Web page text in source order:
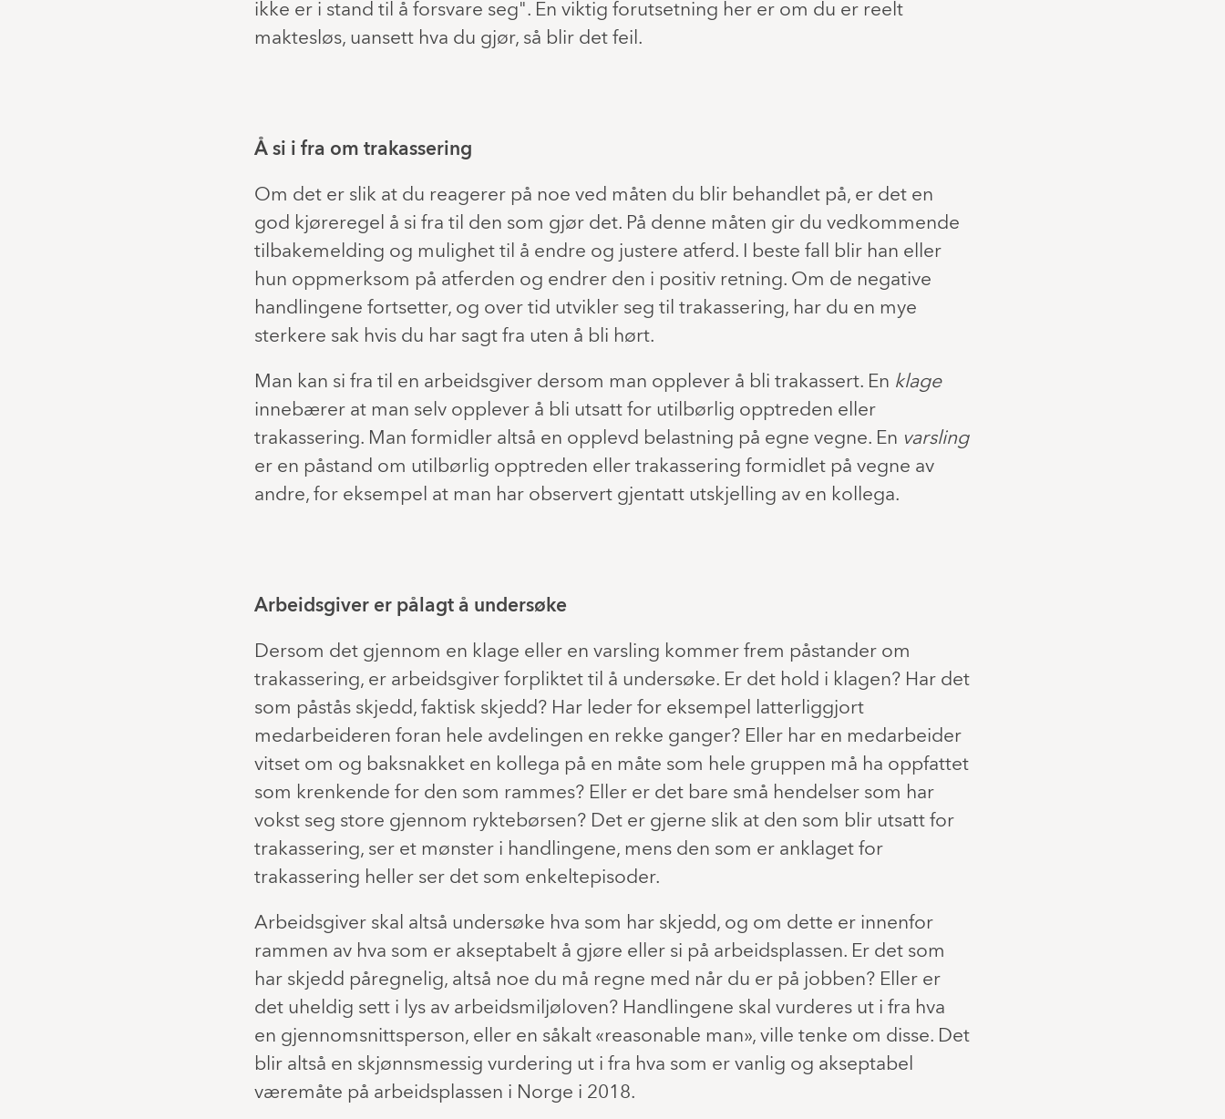
ikke er i stand til å forsvare seg". En viktig forutsetning her er om du er reelt
maktesløs, uansett hva du gjør, så blir det feil.
Å si i fra om trakassering
Om det er slik at du reagerer på noe ved måten du blir behandlet på, er det en
god kjøreregel å si fra til den som gjør det. På denne måten gir du vedkommende
tilbakemelding og mulighet til å endre og justere atferd. I beste fall blir han eller
hun oppmerksom på atferden og endrer den i positiv retning. Om de negative
handlingene fortsetter, og over tid utvikler seg til trakassering, har du en mye
sterkere sak hvis du har sagt fra uten å bli hørt.
Man kan si fra til en arbeidsgiver dersom man opplever å bli trakassert. En klage
innebærer at man selv opplever å bli utsatt for utilbørlig opptreden eller
trakassering. Man formidler altså en opplevd belastning på egne vegne. En varsling
er en påstand om utilbørlig opptreden eller trakassering formidlet på vegne av
andre, for eksempel at man har observert gjentatt utskjelling av en kollega.
Arbeidsgiver er pålagt å undersøke
Dersom det gjennom en klage eller en varsling kommer frem påstander om
trakassering, er arbeidsgiver forpliktet til å undersøke. Er det hold i klagen? Har det
som påstås skjedd, faktisk skjedd? Har leder for eksempel latterliggjort
medarbeideren foran hele avdelingen en rekke ganger? Eller har en medarbeider
vitset om og baksnakket en kollega på en måte som hele gruppen må ha oppfattet
som krenkende for den som rammes? Eller er det bare små hendelser som har
vokst seg store gjennom ryktebørsen? Det er gjerne slik at den som blir utsatt for
trakassering, ser et mønster i handlingene, mens den som er anklaget for
trakassering heller ser det som enkeltepisoder.
Arbeidsgiver skal altså undersøke hva som har skjedd, og om dette er innenfor
rammen av hva som er akseptabelt å gjøre eller si på arbeidsplassen. Er det som
har skjedd påregnelig, altså noe du må regne med når du er på jobben? Eller er
det uheldig sett i lys av arbeidsmiljøloven? Handlingene skal vurderes ut i fra hva
en gjennomsnittsperson, eller en såkalt «reasonable man», ville tenke om disse. Det
blir altså en skjønnsmessig vurdering ut i fra hva som er vanlig og akseptabel
væremåte på arbeidsplassen i Norge i 2018.